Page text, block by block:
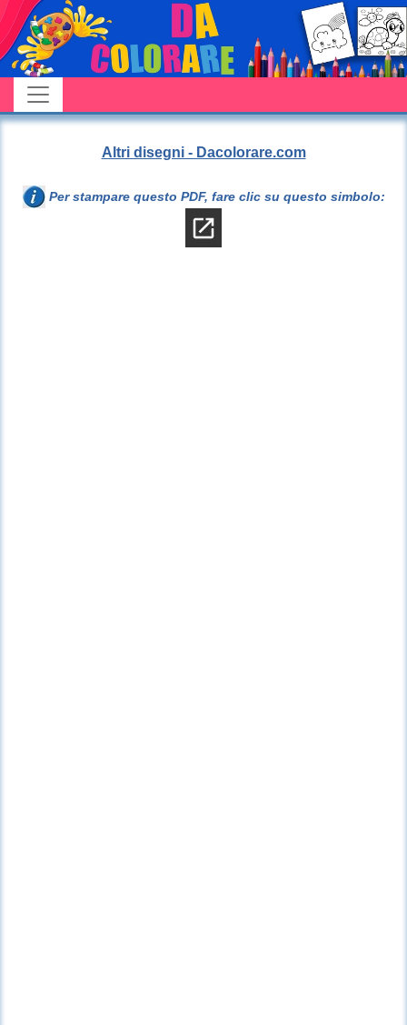
Altri disegni - Dacolorare.com
Per stampare questo PDF, fare clic su questo simbolo: